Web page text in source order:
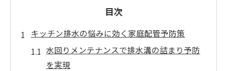
目次
キッチン排水の悩みに効く家庭配管予防策
水回りメンテナンスで排水溝の詰まり予防
を実現